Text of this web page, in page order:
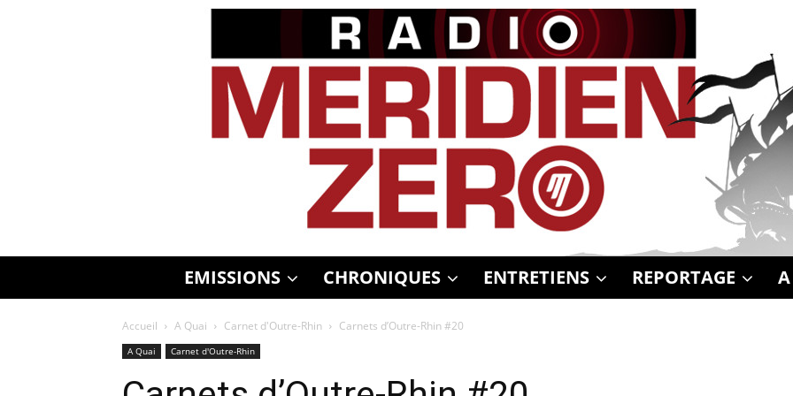
EMISSIONS CHRONIQUES ENTRETIENS REPORTAGE
Accueil A Quai Carnet d'Outre-Rhin Carnets d’Outre-Rhin #20
A Quai Carnet d'Outre-Rhin